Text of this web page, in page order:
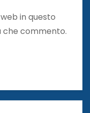
in questo
che commento.